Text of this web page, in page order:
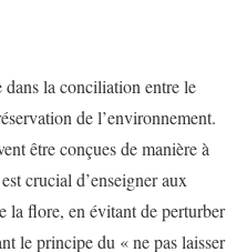
dans la conciliation entre le
de l’environnement.
être conçues de manière à
crucial d’enseigner aux
la flore, en évitant de perturber
le principe du « ne pas laisser